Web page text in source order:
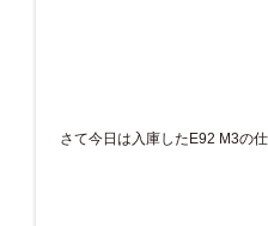
さて今日は入庫したE92 M3の